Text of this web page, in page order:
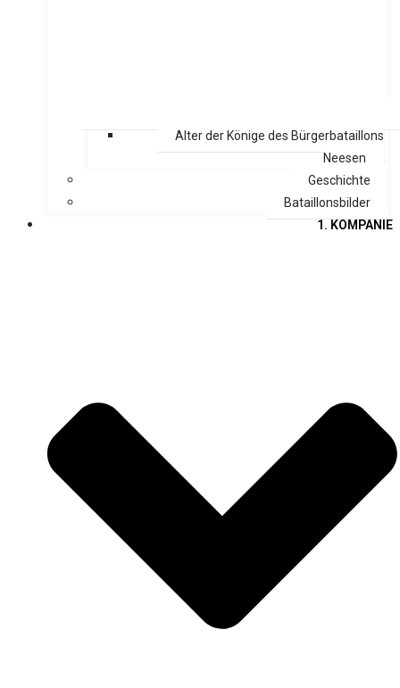
Alter der Könige des Bürgerbataillons
Neesen
Geschichte
Bataillonsbilder
1. KOMPANIE